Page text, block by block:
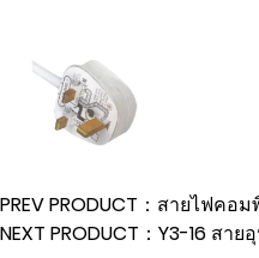
PREV PRODUCT：สายไฟค
NEXT PRODUCT：Y3-16 สา